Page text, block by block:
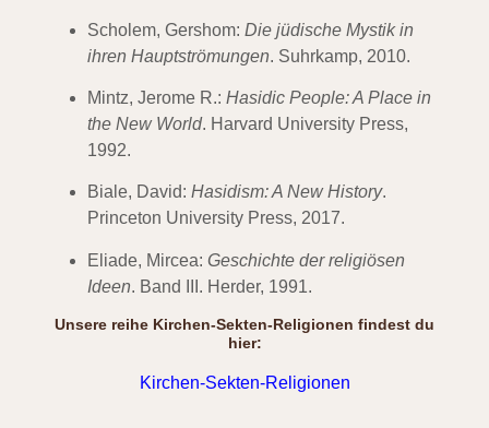
Scholem, Gershom: Die jüdische Mystik in
ihren Hauptströmungen. Suhrkamp, 2010.
Mintz, Jerome R.: Hasidic People: A Place in
the New World. Harvard University Press,
1992.
Biale, David: Hasidism: A New History.
Princeton University Press, 2017.
Eliade, Mircea: Geschichte der religiösen
Ideen. Band III. Herder, 1991.
Unsere reihe Kirchen-Sekten-Religionen findest du
hier:
Kirchen-Sekten-Religionen